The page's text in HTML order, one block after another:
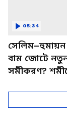
সেলিম–হুমায়ন
বাম জোটে
সমীকরণ?
Samik
05:34